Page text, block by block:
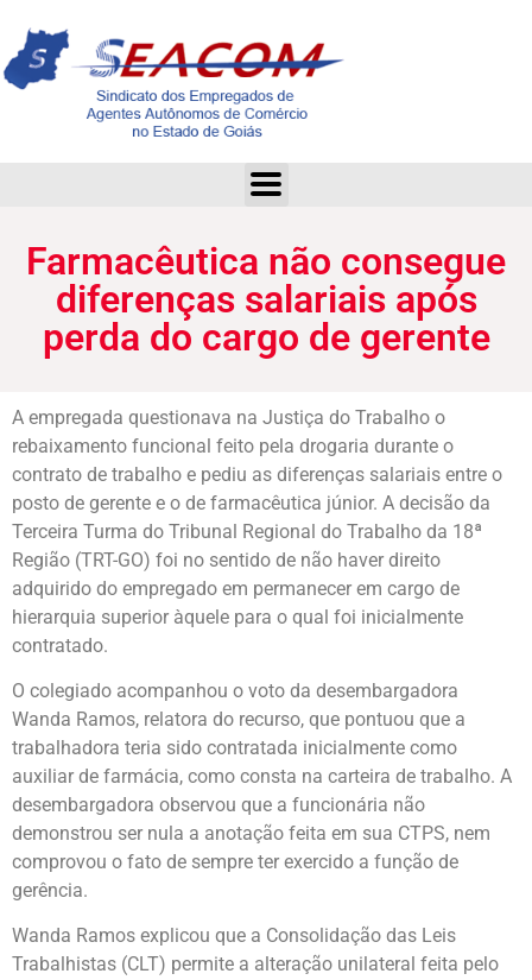
Farmacêutica não consegue
diferenças salariais após
perda do cargo de gerente
A empregada questionava na Justiça do Trabalho o
rebaixamento funcional feito pela drogaria durante o
contrato de trabalho e pediu as diferenças salariais entre o
posto de gerente e o de farmacêutica júnior. A decisão da
Terceira Turma do Tribunal Regional do Trabalho da 18ª
Região (TRT-GO) foi no sentido de não haver direito
adquirido do empregado em permanecer em cargo de
hierarquia superior àquele para o qual foi inicialmente
contratado.
O colegiado acompanhou o voto da desembargadora
Wanda Ramos, relatora do recurso, que pontuou que a
trabalhadora teria sido contratada inicialmente como
auxiliar de farmácia, como consta na carteira de trabalho. A
desembargadora observou que a funcionária não
demonstrou ser nula a anotação feita em sua CTPS, nem
comprovou o fato de sempre ter exercido a função de
gerência.
Wanda Ramos explicou que a Consolidação das Leis
Trabalhistas (CLT) permite a alteração unilateral feita pelo